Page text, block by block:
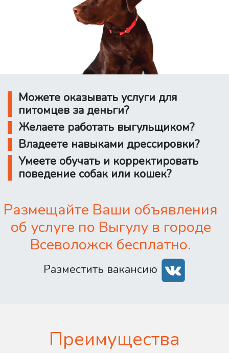
Можете оказывать услуги для
питомцев за деньги?
Желаете работать выгульщиком?
Владеете навыками дрессировки?
Умеете обучать и корректировать
поведение собак или кошек?
Размещайте Ваши объявления
об услуге по Выгулу в городе
Всеволожск бесплатно.
Разместить вакансию
Преимущества